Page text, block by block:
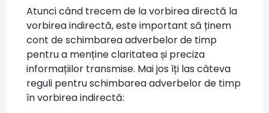
Atunci când trecem de la vorbirea directă la
vorbirea indirectă, este important să ținem
cont de schimbarea adverbelor de timp
pentru a menține claritatea și preciza
informațiilor transmise. Mai jos îți las câteva
reguli pentru schimbarea adverbelor de timp
în vorbirea indirectă: